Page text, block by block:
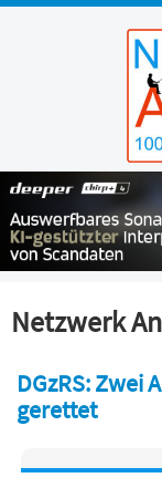
Netzwerk
DGzRS: Zwei
gerettet